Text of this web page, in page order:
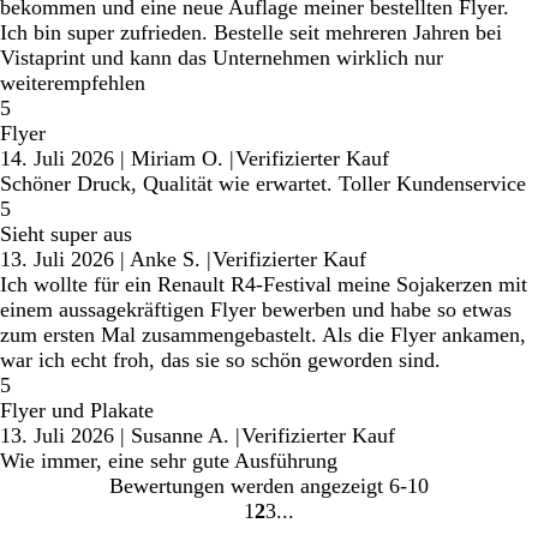
bekommen und eine neue Auflage meiner bestellten Flyer.
Ich bin super zufrieden. Bestelle seit mehreren Jahren bei
Vistaprint und kann das Unternehmen wirklich nur
weiterempfehlen
5
Flyer
14. Juli 2026 | Miriam O. |Verifizierter Kauf
Schöner Druck, Qualität wie erwartet. Toller Kundenservice
5
Sieht super aus
13. Juli 2026 | Anke S. |Verifizierter Kauf
Ich wollte für ein Renault R4-Festival meine Sojakerzen mit
einem aussagekräftigen Flyer bewerben und habe so etwas
zum ersten Mal zusammengebastelt. Als die Flyer ankamen,
war ich echt froh, das sie so schön geworden sind.
5
Flyer und Plakate
13. Juli 2026 | Susanne A. |Verifizierter Kauf
Wie immer, eine sehr gute Ausführung
Bewertungen werden angezeigt 6-10
Gehe
1 Gehe
2Gehe
3